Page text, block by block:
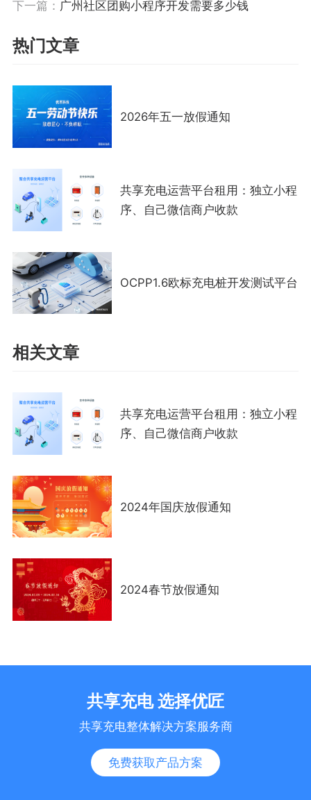
下一篇： 广州社区团购小程序开发需要多少钱
热门文章
2026年五一放假通知
共享充电运营平台租用：独立小程
序、自己微信商户收款
OCPP1.6欧标充电桩开发测试平台
相关文章
共享充电运营平台租用：独立小程
序、自己微信商户收款
2024年国庆放假通知
2024春节放假通知
共享充电 选择优匠
共享充电整体解决方案服务商
免费获取产品方案